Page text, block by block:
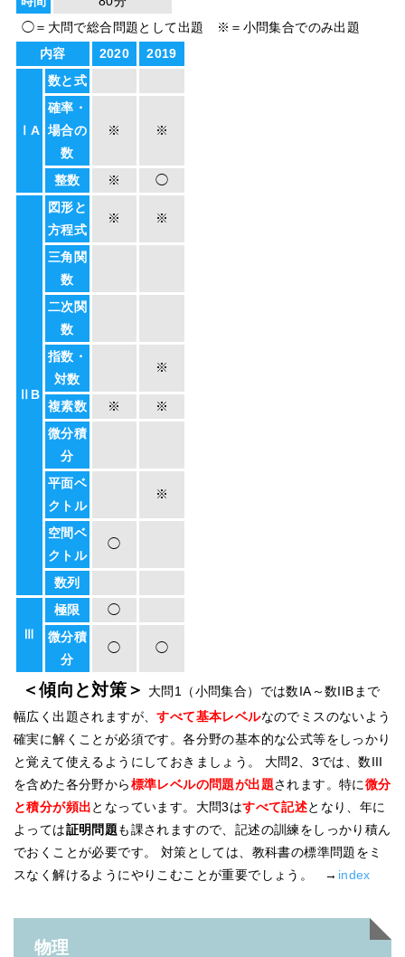
◯＝大問で総合問題として出題 ※＝小問集合でのみ出題
内容
2020 2019
ⅠA
数と式
確率・
場合の
数
※ ※
整数 ※ ◯
ⅡB
図形と
方程式
※ ※
三角関
数
二次関
数
指数・
対数
※
複素数 ※
※
微分積
分
平面ベ
クトル
※
空間ベ
クトル
◯
数列
Ⅲ
極限
◯
微分積
分
◯ ◯
＜傾向と対策＞
大問1（小問集合）では数IA～数IIBまで
幅広く出題されますが、すべて基本レベルなのでミスのないよう
確実に解くことが必須です。各分野の基本的な公式等をしっかり
と覚えて使えるようにしておきましょう。 大問2、3では、数III
を含めた各分野から標準レベルの問題が出題されます。特に微分
と積分が頻出となっています。大問3はすべて記述となり、年に
よっては証明問題も課されますので、記述の訓練をしっかり積ん
でおくことが必要です。 対策としては、教科書の標準問題をミ
スなく解けるようにやりこむことが重要でしょう。 → index
物理